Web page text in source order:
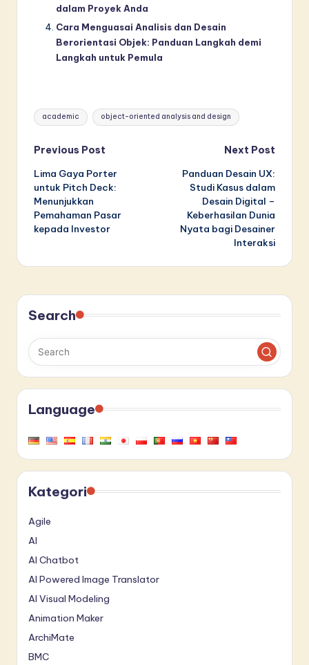
dalam Proyek Anda
Cara Menguasai Analisis dan Desain
Berorientasi Objek: Panduan Langkah demi
Langkah untuk Pemula
Tags:
academic object-oriented analysis and design
Post
navigation
Previous Post
Lima Gaya Porter
untuk Pitch Deck:
Menunjukkan
Pemahaman Pasar
kepada Investor
Next Post
Panduan Desain UX:
Studi Kasus dalam
Desain Digital –
Keberhasilan Dunia
Nyata bagi Desainer
Interaksi
Search
Language
Kategori
Agile
AI
AI Chatbot
AI Powered Image Translator
AI Visual Modeling
Animation Maker
ArchiMate
BMC